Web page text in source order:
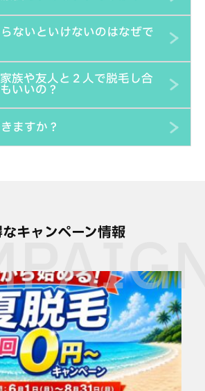
る場合が多いです。大手脱毛サロンや従
は回転率を重視して適当な施術をされて
くありません。むしろ自分でやるほうが
かけたくない方には2週間から1ヶ月に1
メします。2ヶ月以上間隔をあけるのは
薄くなってしまう可能性もあるので、あ
ません。
個人差もありますが、目安としては3回
程度でお手入れが楽になり、12回程度
状態になることが多いです。自己処理を
性のワキや、男性のヒゲなどは毛の生命
り、他の部位に比べて多くの回数を必要
VIOなど性毛と呼ばれる太くて濃い部位
常服を汚してしまうことは無いのでお出
れても大丈夫です。ですがうっかりジェ
手で服を触ってしまうこともあり得ます
い服装でしたらより安心です。ジェルは
ないといけないのはなぜで
射すると光を遮ってしまうので効果が薄
。また毛が長いと焦げて火傷や痛みが
あります。脱毛効果をしっかり出すため
てからご来店ください。個室内に電動シ
族や友人と２人で脱毛し合
いいの？
2人でのご利用をオススメします。当店
ますか？
うたっている永久脱毛という表現は永久
入っていれば永久脱毛と表現してよいこ
実際には美容脱毛でも大差の無い効果
くは来店時に質問くだされば詳しくご説
ます。
キャンペーン情報